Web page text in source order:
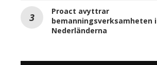
Proact avyttrar
bemanningsverksamheten i
Nederländerna